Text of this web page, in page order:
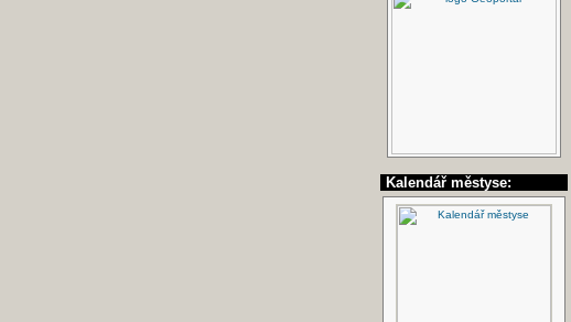
Kalendář městyse: